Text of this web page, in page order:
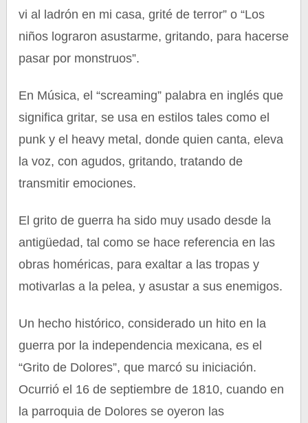
vi al ladrón en mi casa, grité de terror” o “Los
niños lograron asustarme, gritando, para hacerse
pasar por monstruos”.
En Música, el “screaming” palabra en inglés que
significa gritar, se usa en estilos tales como el
punk y el heavy metal, donde quien canta, eleva
la voz, con agudos, gritando, tratando de
transmitir emociones.
El grito de guerra ha sido muy usado desde la
antigüedad, tal como se hace referencia en las
obras homéricas, para exaltar a las tropas y
motivarlas a la pelea, y asustar a sus enemigos.
Un hecho histórico, considerado un hito en la
guerra por la independencia mexicana, es el
“Grito de Dolores”, que marcó su iniciación.
Ocurrió el 16 de septiembre de 1810, cuando en
la parroquia de Dolores se oyeron las